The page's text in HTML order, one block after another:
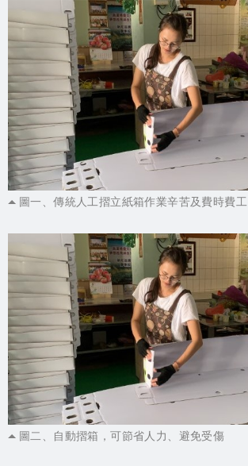
圖一、傳統人工摺立紙箱作業辛苦及費時費工
圖二、自動摺箱，可節省人力、避免受傷